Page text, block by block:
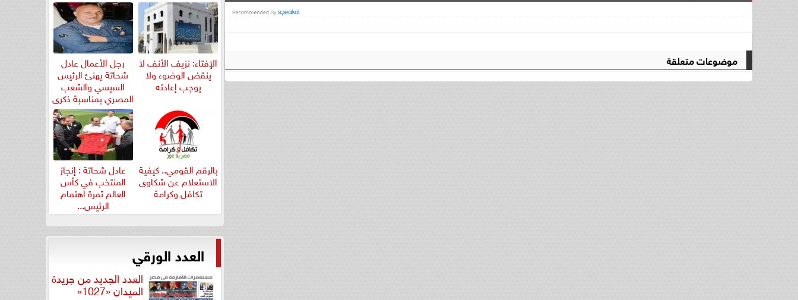
موضوعات متعلقة الإفتاء: نزيف الأنف لا
ينقض الوضوء ولا
يوجب إعادته
رجل الأعمال عادل
شحاتة يهنئ الرئيس
السيسي والشعب
المصري بمناسبة ذكرى
ثورة...
بالرقم القومي.. كيفية
الاستعلام عن شكاوى
تكافل وكرامة
عادل شحاتة : إنجاز
المنتخب في كأس
العالم ثمرة اهتمام
الرئيس...
العدد الورقي
العدد الجديد من جريدة
الميدان «1027»